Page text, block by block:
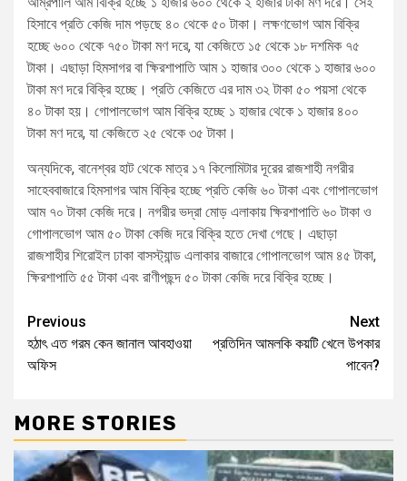
হিসাবে প্রতি কেজি দাম পড়ছে ৪০ থেকে ৫০ টাকা। লক্ষণভোগ আম বিক্রি
হচ্ছে ৬০০ থেকে ৭৫০ টাকা মণ দরে, যা কেজিতে ১৫ থেকে ১৮ দশমিক ৭৫
টাকা। এছাড়া হিমসাগর বা ক্ষিরশাপাতি আম ১ হাজার ৩০০ থেকে ১ হাজার ৬০০
টাকা মণ দরে বিক্রি হচ্ছে। প্রতি কেজিতে এর দাম ৩২ টাকা ৫০ পয়সা থেকে
৪০ টাকা হয়। গোপালভোগ আম বিক্রি হচ্ছে ১ হাজার থেকে ১ হাজার ৪০০
টাকা মণ দরে, যা কেজিতে ২৫ থেকে ৩৫ টাকা।
অন্যদিকে, বানেশ্বর হাট থেকে মাত্র ১৭ কিলোমিটার দূরের রাজশাহী নগরীর
সাহেববাজারে হিমসাগর আম বিক্রি হচ্ছে প্রতি কেজি ৬০ টাকা এবং গোপালভোগ
আম ৭০ টাকা কেজি দরে। নগরীর ভদ্রা মোড় এলাকায় ক্ষিরশাপাতি ৬০ টাকা ও
গোপালভোগ আম ৫০ টাকা কেজি দরে বিক্রি হতে দেখা গেছে। এছাড়া
রাজশাহীর শিরোইল ঢাকা বাসস্ট্যান্ড এলাকার বাজারে গোপালভোগ আম ৪৫ টাকা,
ক্ষিরশাপাতি ৫৫ টাকা এবং রাণীপছন্দ ৫০ টাকা কেজি দরে বিক্রি হচ্ছে।
Previous
হঠাৎ এত গরম কেন জানাল আবহাওয়া
অফিস
Next
প্রতিদিন আমলকি কয়টি খেলে উপকার
পাবেন?
MORE STORIES